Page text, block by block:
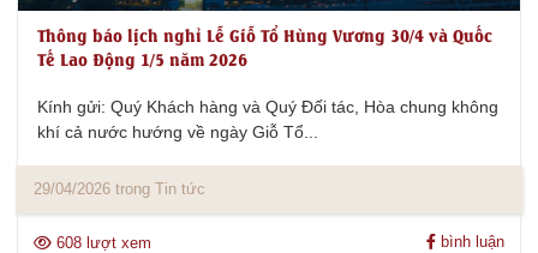
Thông báo lịch nghỉ Lễ Giỗ Tổ Hùng Vương 30/4 và Quốc
Tế Lao Động 1/5 năm 2026
Kính gửi: Quý Khách hàng và Quý Đối tác, Hòa chung không
khí cả nước hướng về ngày Giỗ Tổ...
29/04/2026 trong Tin tức
608 lượt xem bình luận